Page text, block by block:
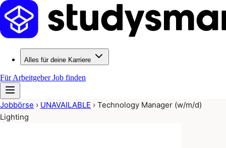
Alles für deine Karriere
Für ArbeitgeberJob finden
Jobbörse › UNAVAILABLE › Technology Manager (w/m/d)
Lighting